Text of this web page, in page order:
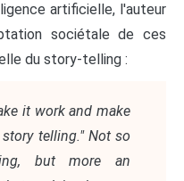
artificielle, l'auteur
sociétale de ces
du story-telling :
it work and make
telling." Not so
but more an